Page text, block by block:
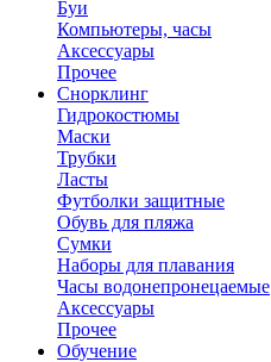
Буи
Компьютеры, часы
Аксессуары
Прочее
Снорклинг
Гидрокостюмы
Маски
Трубки
Ласты
Футболки защитные
Обувь для пляжа
Сумки
Наборы для плавания
Часы водонепронецаемые
Аксессуары
Прочее
Обучение